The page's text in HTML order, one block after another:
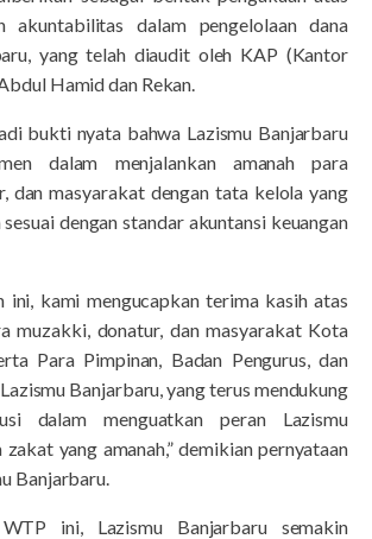
akuntabilitas dalam pengelolaan dana
yang telah diaudit oleh KAP (Kantor
Hamid dan Rekan.
bukti nyata bahwa Lazismu Banjarbaru
dalam menjalankan amanah para
dan masyarakat dengan tata kelola yang
dengan standar akuntansi keuangan
ini, kami mengucapkan terima kasih atas
muzakki, donatur, dan masyarakat Kota
Para Pimpinan, Badan Pengurus, dan
Banjarbaru, yang terus mendukung
dalam menguatkan peran Lazismu
yang amanah,” demikian pernyataan
Banjarbaru.
ini, Lazismu Banjarbaru semakin